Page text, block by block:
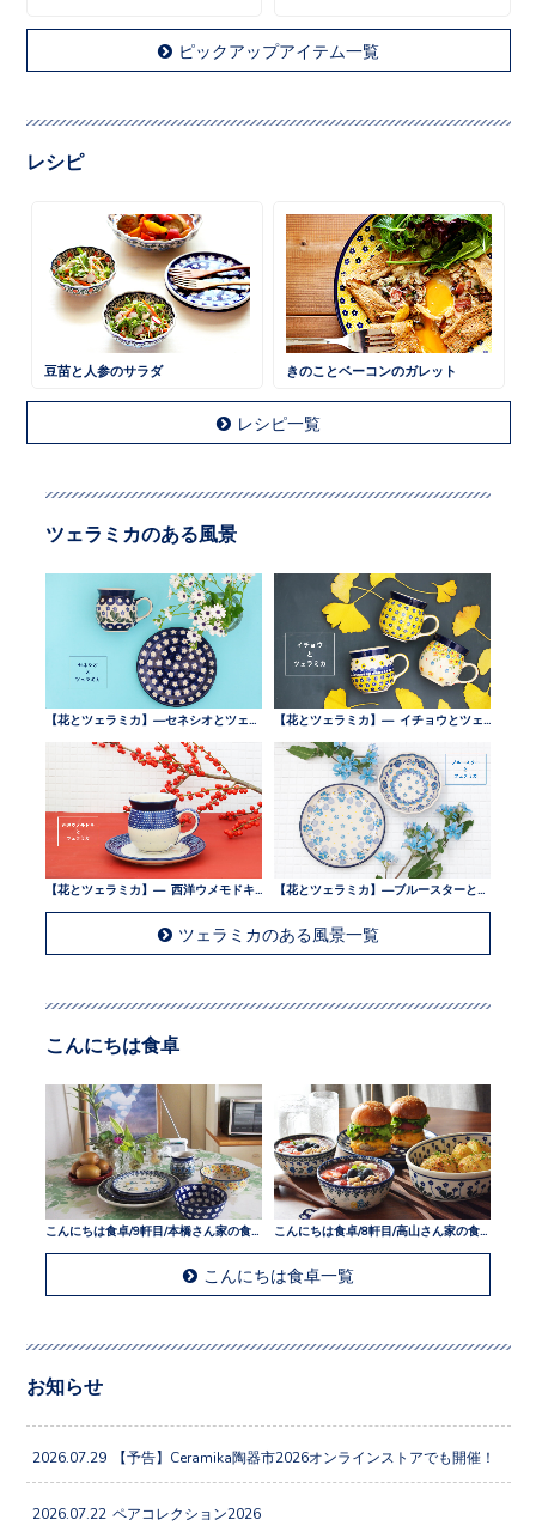
ピックアップアイテム一覧
レシピ
豆苗と人参のサラダ きのことベーコンのガレット
レシピ一覧
ツェラミカのある風景
ツェラミカのある風景一覧
こんにちは食卓
こんにちは食卓/9軒目/本橋さん家の食卓
こんにちは食卓一覧
お知らせ
2026.07.29 【予告】Ceramika陶器市2026オンラインストアでも開催！
2026.07.22 ペアコレクション2026